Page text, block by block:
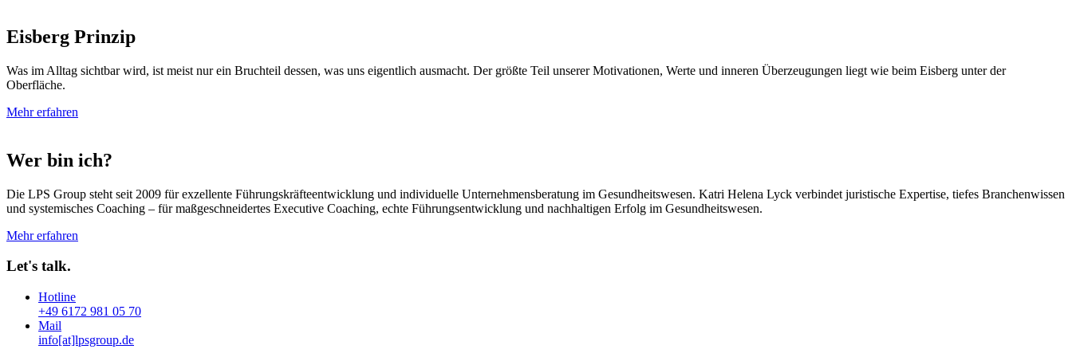
Eisberg Prinzip
Was im Alltag sichtbar wird, ist meist nur ein Bruchteil dessen, was uns eigentlich ausmacht. Der größte Teil unserer Motivationen, Werte und inneren Überzeugungen liegt wie beim Eisberg unter der
Oberfläche.
Mehr erfahren
Wer bin ich?
Die LPS Group steht seit 2009 für exzellente Führungskräfteentwicklung und individuelle Unternehmensberatung im Gesundheitswesen. Katri Helena Lyck verbindet juristische Expertise, tiefes Branchenwissen
und systemisches Coaching – für maßgeschneidertes Executive Coaching, echte Führungsentwicklung und nachhaltigen Erfolg im Gesundheitswesen.
Mehr erfahren
Let's talk.
Hotline
+49 6172 981 05 70
Mail
info[at]lpsgroup.de